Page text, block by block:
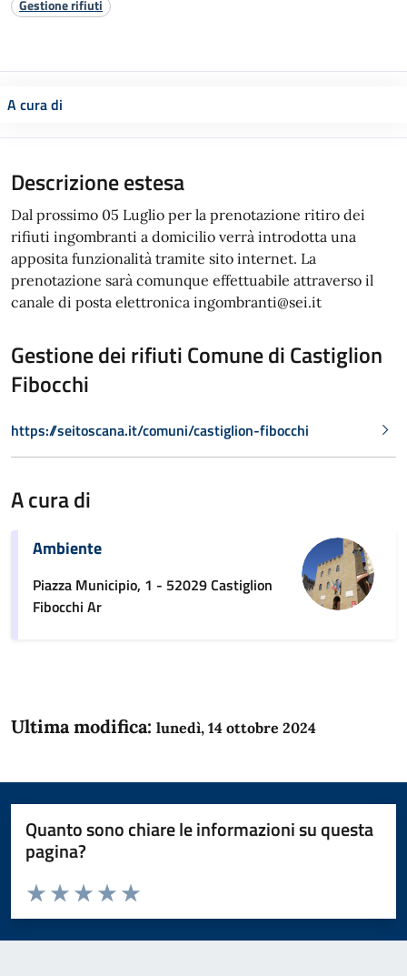
Gestione rifiuti
A cura di
Descrizione estesa
Dal prossimo 05 Luglio per la prenotazione ritiro dei
rifiuti ingombranti a domicilio verrà introdotta una
apposita funzionalità tramite sito internet. La
prenotazione sarà comunque effettuabile attraverso il
canale di posta elettronica ingombranti@sei.it
Gestione dei rifiuti Comune di Castiglion
Fibocchi
https://seitoscana.it/comuni/castiglion-fibocchi
A cura di
Ambiente
Piazza Municipio, 1 - 52029 Castiglion
Fibocchi Ar
Ultima modifica: lunedì, 14 ottobre 2024
Quanto sono chiare le informazioni su questa
pagina?
Domanda
Valuta da 1 a 5 stelle la pagina
Valuta 5 stelle su 5
Valuta 4 stelle su 5
Valuta 3 stelle su 5
Valuta 2 stelle su 5
Valuta 1 stelle su 5